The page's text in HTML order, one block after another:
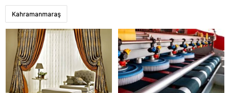
Kahramanmaraş